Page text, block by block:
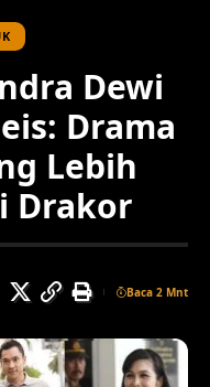
Dewi
Drama
Lebih
Drakor
Baca 2 Mnt